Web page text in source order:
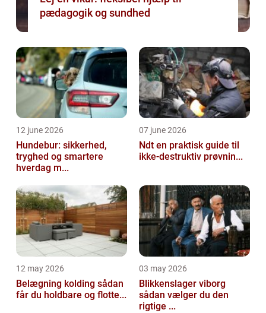
pædagogik og sundhed
12 june 2026
Hundebur: sikkerhed,
tryghed og smartere
hverdag m...
07 june 2026
Ndt en praktisk guide til
ikke-destruktiv prøvnin...
12 may 2026
Belægning kolding sådan
får du holdbare og flotte...
03 may 2026
Blikkenslager viborg
sådan vælger du den
rigtige ...